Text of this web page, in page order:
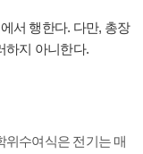
서 행한다. 다만, 총장
하지 아니한다.
위수여식은 전기는 매